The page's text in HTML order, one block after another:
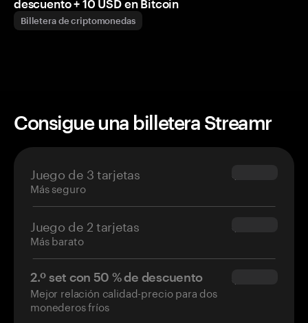
descuento + 10 USD en Bitcoin
Billetera de criptomonedas
Consigue una billetera Streamr
Juego de 3 tarjetas
Más seguro
$69.90
Juego de 2 tarjetas
Más barato
$54.90
2.º set con 50 % de descuento
Mejor relación calidad-precio para dos
monederos fríos
$34.95